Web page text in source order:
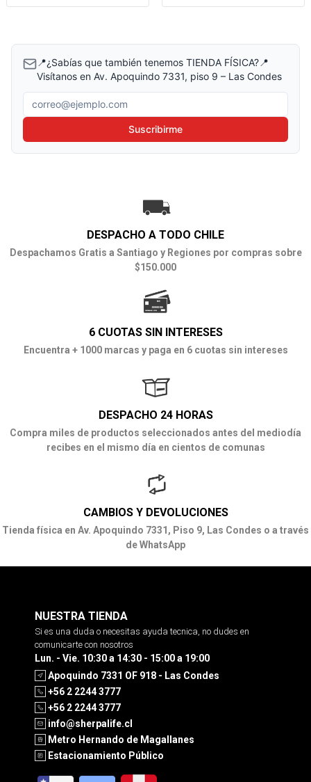
📍¿Sabías que también tenemos TIENDA FÍSICA?📍
Visítanos en Av. Apoquindo 7331, piso 9 – Las Condes
Correo electrónico
Suscribirme
DESPACHO A TODO CHILE
Despachamos Gratis a Santiago y Regiones por compras sobre
$150.000
6 CUOTAS SIN INTERESES
Encuentra + 1000 marcas y paga en 6 cuotas sin intereses
DESPACHO 24 HORAS
Compra miles de productos seleccionados antes del mediodía
recibes en el mismo día en cientos de comunas
CAMBIOS Y DEVOLUCIONES
Tienda física en Av. Apoquindo 7331, Piso 9, Las Condes o a través
de WhatsApp
NUESTRA TIENDA
Si es una duda o necesitas ayuda tecnica, no dudes en
comunicarte con nosotros
Lun. - Vie. 10:30 a 14:30 - 15:00 a 19:00
Apoquindo 7331 OF 918 - Las Condes
+56 2 2244 3777
+56 2 2244 3777
info@sherpalife.cl
Metro Hernando de Magallanes
Estacionamiento Público